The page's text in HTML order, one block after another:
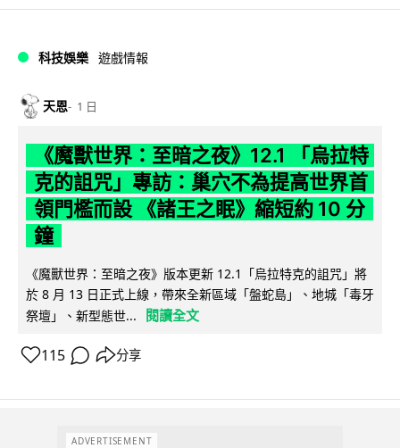
科技娛樂 遊戲情報
天恩 1 日
《魔獸世界：至暗之夜》12.1 「烏拉特
克的詛咒」專訪：巢穴不為提高世界首
領門檻而設 《諸王之眠》縮短約 10 分
鐘
《魔獸世界：至暗之夜》版本更新 12.1「烏拉特克的詛咒」將
於 8 月 13 日正式上線，帶來全新區域「盤蛇島」、地城「毒牙
祭壇」、新型態世...
閱讀全文
115 分享
ADVERTISEMENT